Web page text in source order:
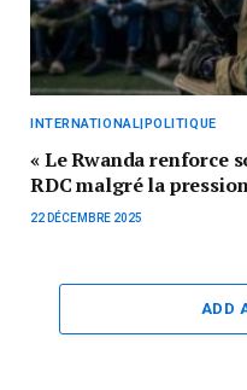
INTERNATIONAL|POLITIQUE
« Le Rwanda renforce
RDC malgré la
22 DÉCEMBRE 2025
ADD